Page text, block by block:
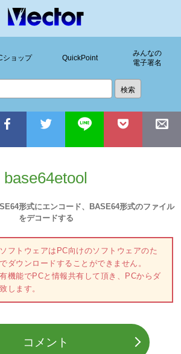
ショップ QuickPoint
みんなの
電子署名
base64etool
形式にエンコード、BASE64形式のファイル
をデコードする
フトウェアはPC向けのソフトウェアのた
ダウンロードすることができません。
機能でPCと情報共有して頂き、PCからダ
します。
コメント